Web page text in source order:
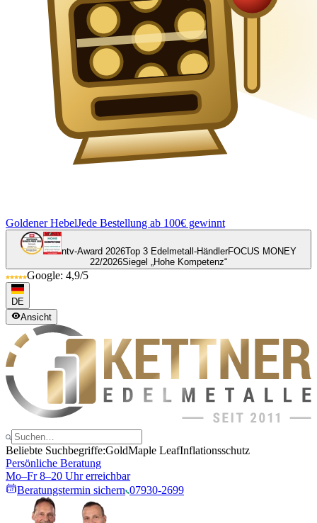
Goldener HebelJede Bestellung ab 100€ gewinnt
ntv-Award 2026Top 3 Edelmetall-HändlerFOCUS MONEY
22/2026Siegel „Hohe Kompetenz“
Google: 4,9/5
DE
Ansicht
Beliebte Suchbegriffe:GoldMaple LeafInflationsschutz
Persönliche Beratung
Mo–Fr 8–20 Uhr erreichbar
Beratungstermin sichern 07930-2699